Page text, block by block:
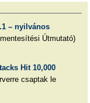
– nyilvános
Útmutató)
Hit 10,000
csaptak le